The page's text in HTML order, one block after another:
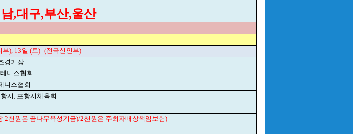
,대구,부산,울산
), 13일 (토)- (전국신인부)
경기장
니스협회
니스협회
시, 포항시체육회
2천원은 꿈나무육성기금)/2천원은 주최자배상책임보험)